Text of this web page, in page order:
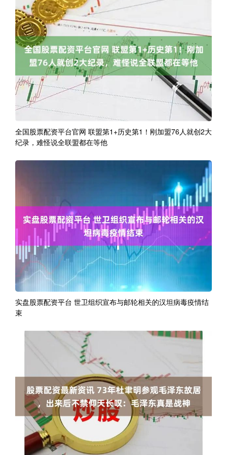
全国股票配资平台官网 联盟第1+历史第1！刚加盟76人就创2大
纪录，难怪说全联盟都在等他
实盘股票配资平台 世卫组织宣布与邮轮相关的汉坦病毒疫情结
束